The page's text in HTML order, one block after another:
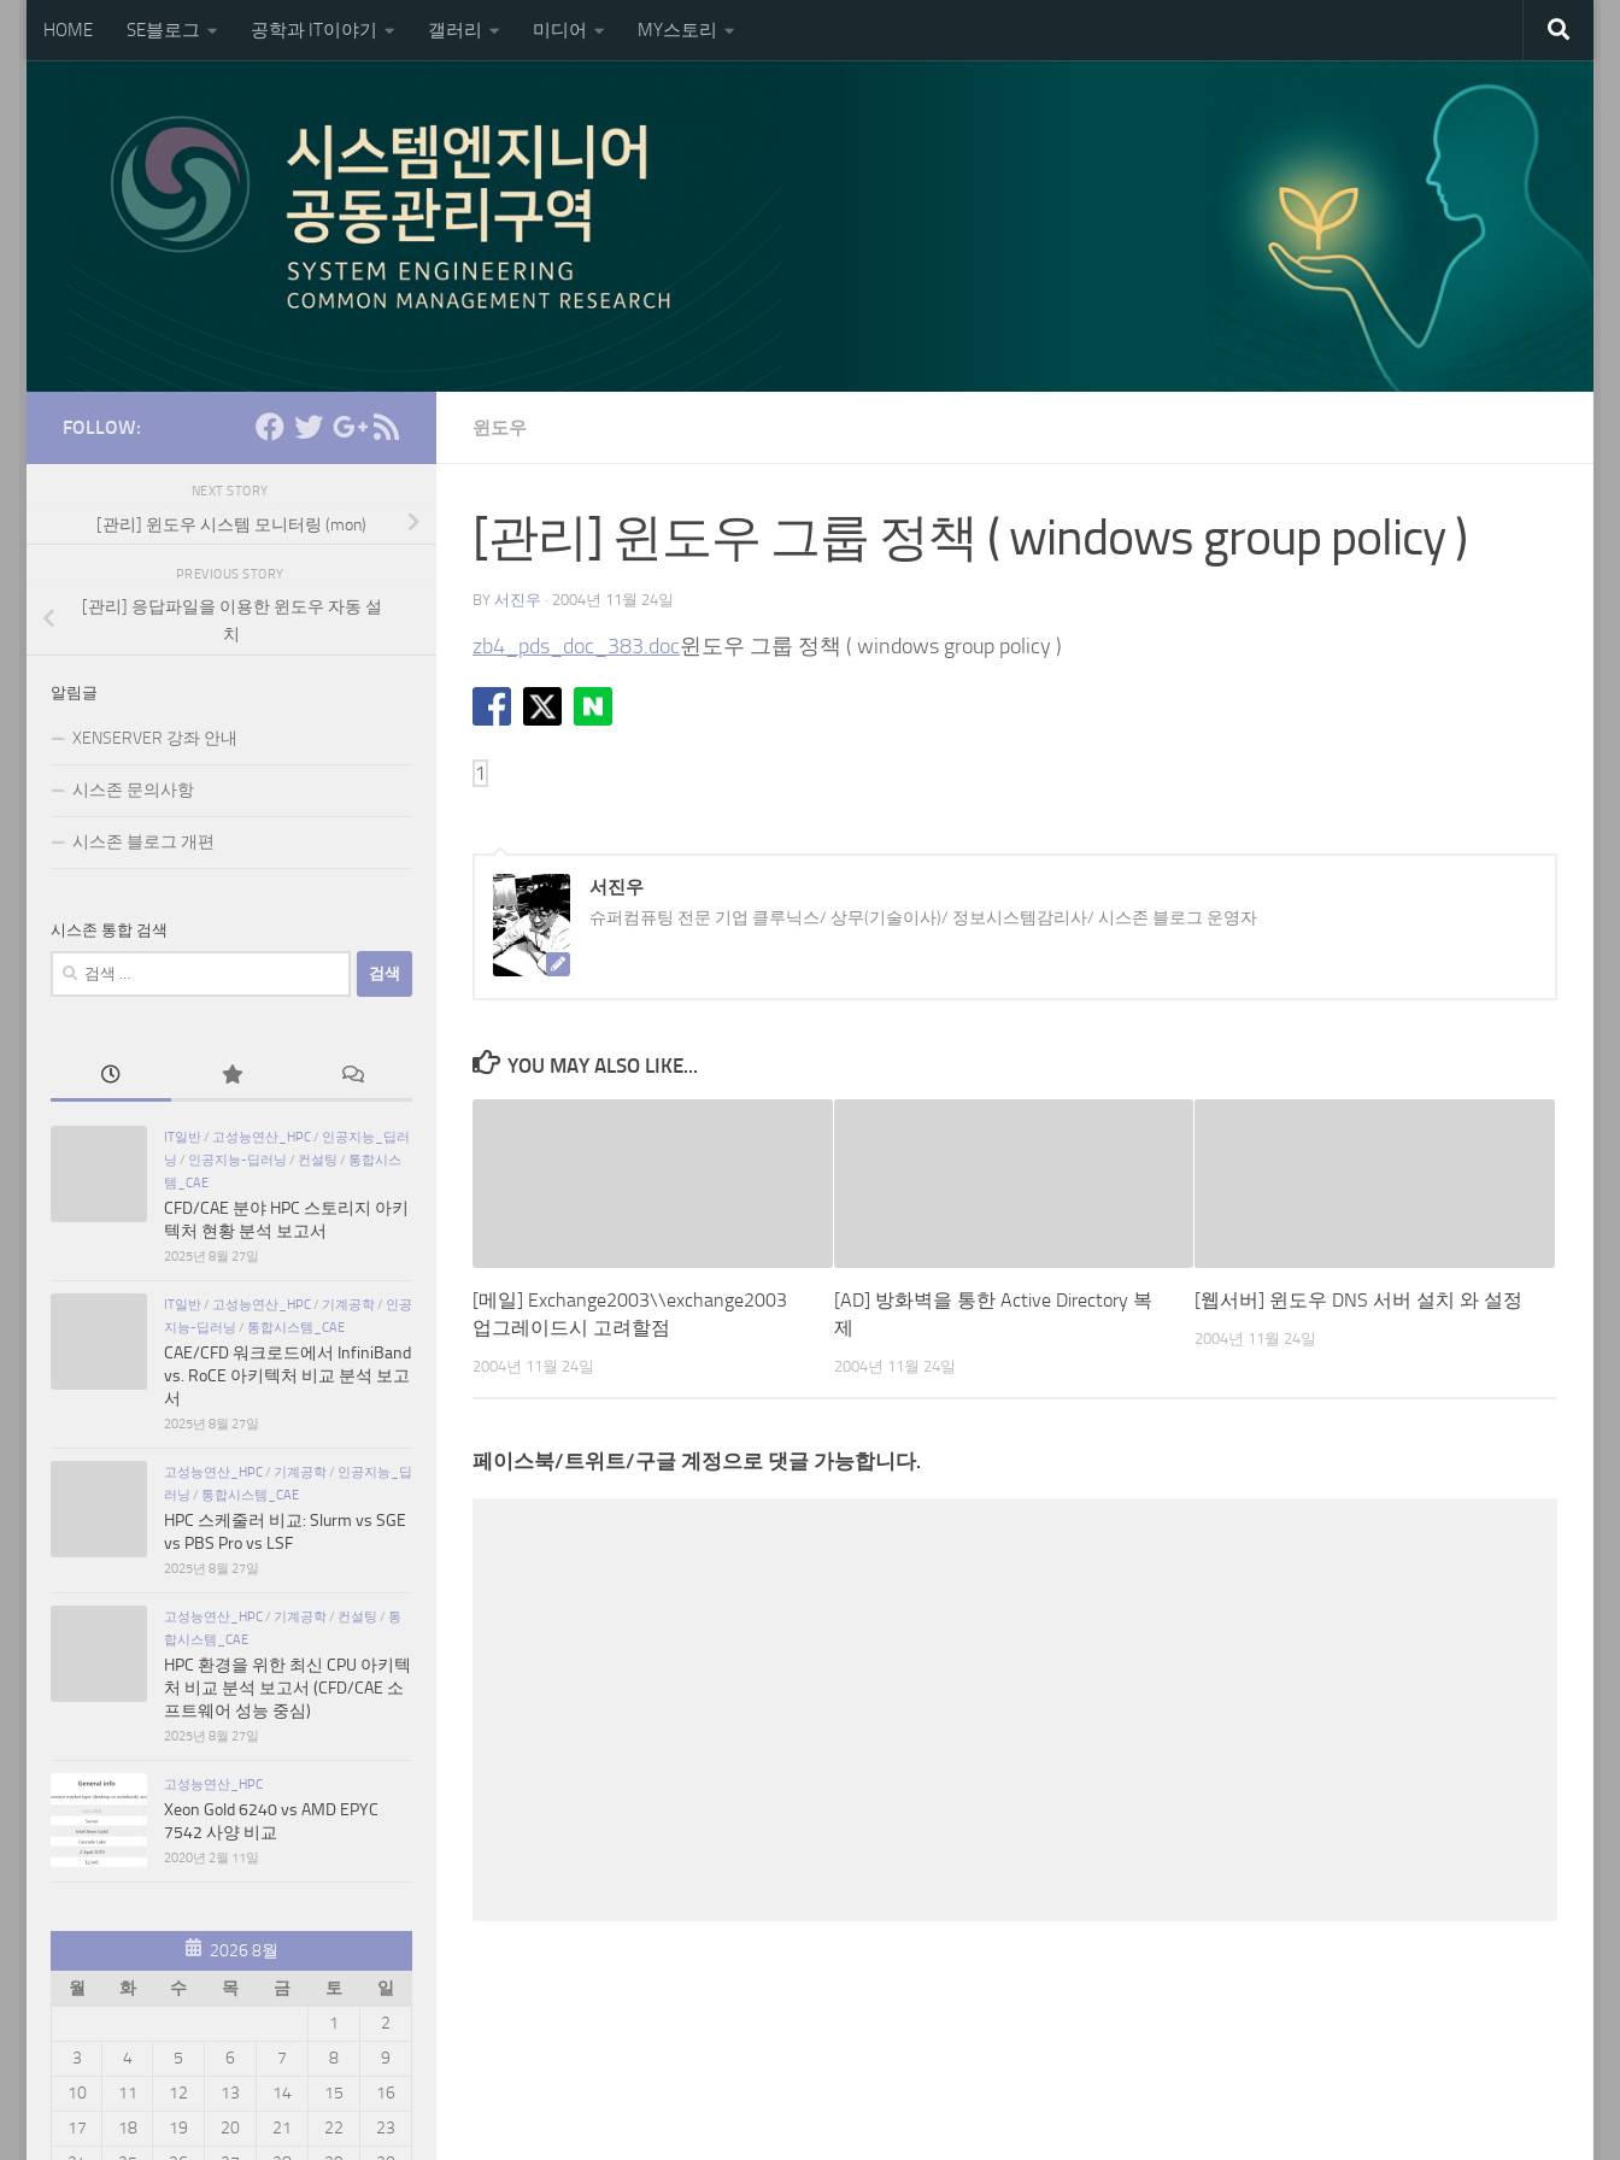
Skip to content
HOME SE블로그 공학과 IT이야기 갤러리 미디어 MY스토리
윈도우
[관리] 윈도우 그룹 정책 ( windows group policy )
BY 서진우 · 2004년 11월 24일
zb4_pds_doc_383.doc윈도우 그룹 정책 ( windows group policy )
서진우
슈퍼컴퓨팅 전문 기업 클루닉스/ 상무(기술이사)/ 정보시스템감리사/ 시스존 블로그 운영자
YOU MAY ALSO LIKE...
[메일] Exchange2003\\exchange2003
업그레이드시 고려할점
2004년 11월 24일
[AD] 방화벽을 통한 Active Directory 복
제
2004년 11월 24일
[웹서버] 윈도우 DNS 서버 설치 와 설정
2004년 11월 24일
페이스북/트위트/구글 계정으로 댓글 가능합니다.
FOLLOW:
NEXT STORY
[관리] 윈도우 시스템 모니터링 (mon)
PREVIOUS STORY
[관리] 응답파일을 이용한 윈도우 자동 설
치
알림글
XENSERVER 강좌 안내
시스존 문의사항
시스존 블로그 개편
시스존 통합 검색
검
IT일반/ 고성능연산_HPC/ 인공지능_딥러
닝 / 인공지능-딥러닝 / 컨설팅 / 통합시스
템_CAE
CFD/CAE 분야 HPC 스토리지 아키
텍처 현황 분석 보고서
2025년 8월 27일
IT일반/ 고성능연산_HPC/ 기계공학/ 인공
지능-딥러닝 / 통합시스템_CAE
CAE/CFD 워크로드에서 InfiniBand
vs. RoCE 아키텍처 비교 분석 보고
서
2025년 8월 27일
고성능연산_HPC/ 기계공학/ 인공지능_딥
러닝 / 통합시스템_CAE
HPC 스케줄러 비교: Slurm vs SGE
vs PBS Pro vs LSF
2025년 8월 27일
고성능연산_HPC/ 기계공학/ 컨설팅 / 통
합시스템_CAE
HPC 환경을 위한 최신 CPU 아키텍
처 비교 분석 보고서 (CFD/CAE 소
프트웨어 성능 중심)
2025년 8월 27일
고성능연산_HPC
Xeon Gold 6240 vs AMD EPYC
7542 사양 비교
2020년 2월 11일
2026 8월
월
화 수 목 금 토
일
1
2
3
4 5 6 7 8
9
10
11 12 13 14 15
16
17
18 19 20 21 22
23